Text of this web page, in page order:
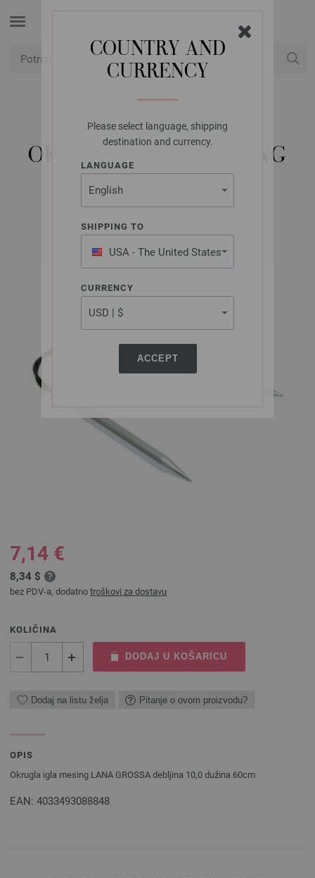
COUNTRY AND
CURRENCY
Please select language, shipping
destination and currency.
LANGUAGE
SHIPPING TO
USA - The United States
of America
CURRENCY
ACCEPT
LANA GROSSA
OKRUGLA IGLA MESING
10,0/60CM
7,14 €
8,34 $
bez PDV-a, dodatno troškovi za dostavu
KOLIČINA
DODAJ U KOŠARICU
Dodaj na listu želja Pitanje o ovom proizvodu?
OPIS
Okrugla igla mesing LANA GROSSA debljina 10,0 dužina 60cm
EAN: 4033493088848